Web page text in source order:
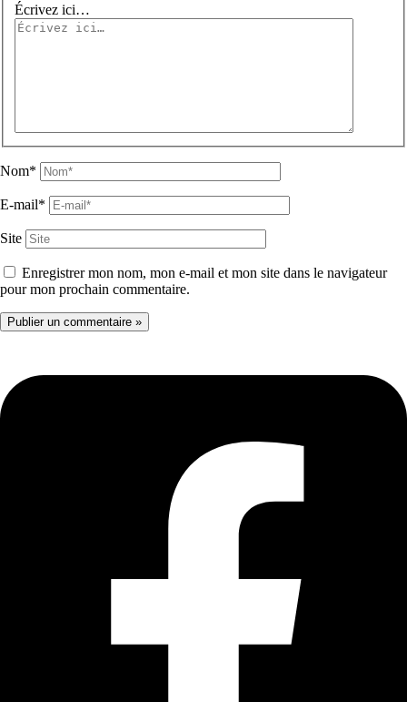
Écrivez ici…
Nom*
E-mail*
Site
Enregistrer mon nom, mon e-mail et mon site dans le navigateur
pour mon prochain commentaire.